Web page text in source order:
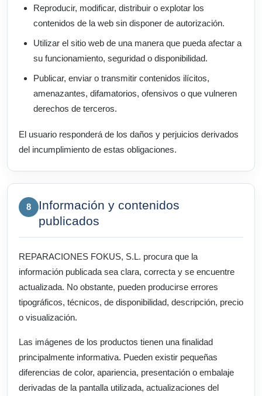
Reproducir, modificar, distribuir o explotar los
contenidos de la web sin disponer de autorización.
Utilizar el sitio web de una manera que pueda afectar a
su funcionamiento, seguridad o disponibilidad.
Publicar, enviar o transmitir contenidos ilícitos,
amenazantes, difamatorios, ofensivos o que vulneren
derechos de terceros.
El usuario responderá de los daños y perjuicios derivados
del incumplimiento de estas obligaciones.
8
Información y contenidos
publicados
REPARACIONES FOKUS, S.L. procura que la
información publicada sea clara, correcta y se encuentre
actualizada. No obstante, pueden producirse errores
tipográficos, técnicos, de disponibilidad, descripción, precio
o visualización.
Las imágenes de los productos tienen una finalidad
principalmente informativa. Pueden existir pequeñas
diferencias de color, apariencia, presentación o embalaje
derivadas de la pantalla utilizada, actualizaciones del